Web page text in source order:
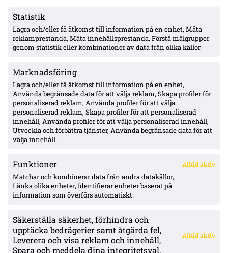
Statistik
Lagra och/eller få åtkomst till information på en enhet, Mäta
reklamprestanda, Mäta innehållsprestanda, Förstå målgrupper
genom statistik eller kombinationer av data från olika källor.
Marknadsföring
Lagra och/eller få åtkomst till information på en enhet,
Använda begränsade data för att välja reklam, Skapa profiler för
personaliserad reklam, Använda profiler för att välja
personaliserad reklam, Skapa profiler för att personaliserad
innehåll, Använda profiler för att välja personaliserad innehåll,
Utveckla och förbättra tjänster, Använda begränsade data för att
välja innehåll.
Funktioner Alltid aktiv
Matchar och kombinerar data från andra datakällor,
Länka olika enheter, Identifierar enheter baserat på
information som överförs automatiskt.
Säkerställa säkerhet, förhindra och
upptäcka bedrägerier samt åtgärda fel,
Leverera och visa reklam och innehåll,
Spara och meddela dina integritetsval.
Alltid aktiv
Barometern: KFF:s centrallinje ruckad – Gustafsson saknades,
Keita ut i paus, Jansson såld; bara 1 poäng på 8 bortamatcher
Almyras om DIF-starten: ”Jag tror inte att vi som lag kommer
ha problem på någon arena”
Polsk journalist: tränarbyte i Raków vid uttåg mot Hammarby
– retur kan avgöra Kroczeks framtid
ÖVERSIKT
Nyheter & Reportage
Spelarbetyg
KONTAKT
kontakt@bollsvenskan.se
redaktionen@bollsvenskan.se